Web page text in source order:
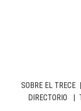
SOBRE EL TRECE|
DIRECTORIO |